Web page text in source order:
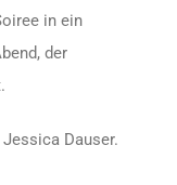
in ein
der
Dauser.